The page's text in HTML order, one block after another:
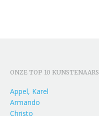
ONZE TOP 10 KUNSTENAARS
Appel, Karel
Armando
Christo